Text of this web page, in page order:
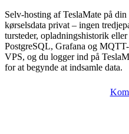
Selv-hosting af TeslaMate på
kørselsdata privat – ingen
tursteder, opladningshistorik
PostgreSQL, Grafana og
VPS, og du logger ind på
for at begynde at indsamle data.